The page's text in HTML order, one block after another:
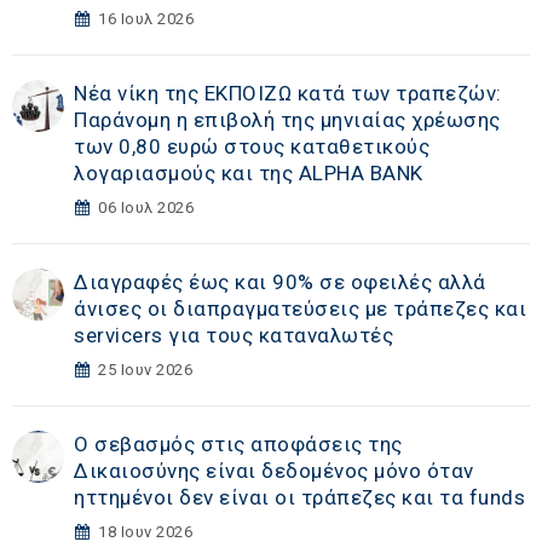
16 Ιουλ 2026
Νέα νίκη της ΕΚΠΟΙΖΩ κατά των τραπεζών:
Παράνομη η επιβολή της μηνιαίας χρέωσης
των 0,80 ευρώ στους καταθετικούς
λογαριασμούς και της ALPHA BANK
06 Ιουλ 2026
Διαγραφές έως και 90% σε οφειλές αλλά
άνισες οι διαπραγματεύσεις με τράπεζες και
servicers για τους καταναλωτές
25 Ιουν 2026
Ο σεβασμός στις αποφάσεις της
Δικαιοσύνης είναι δεδομένος μόνο όταν
ηττημένοι δεν είναι οι τράπεζες και τα funds
18 Ιουν 2026